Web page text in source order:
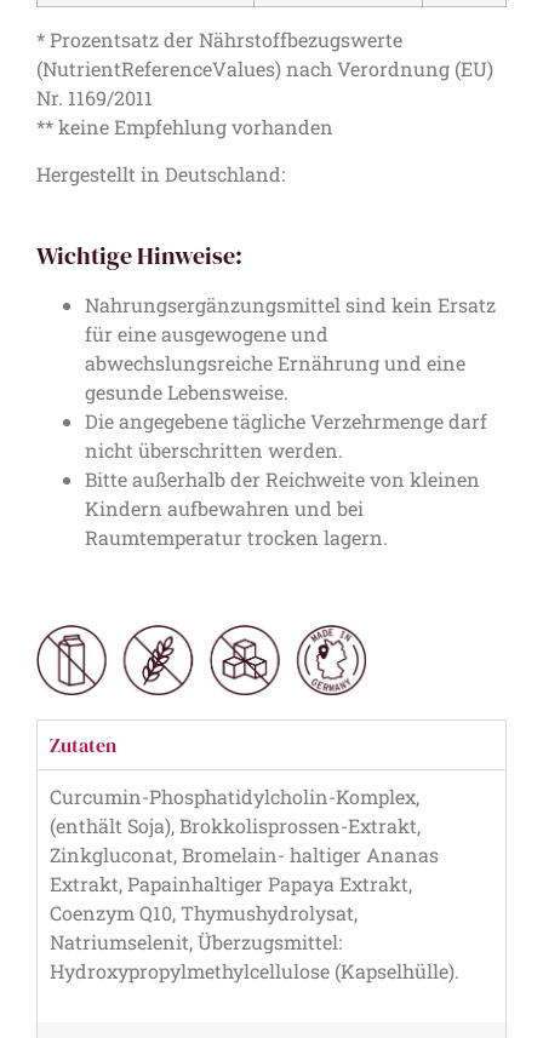
* Prozentsatz der Nährstoffbezugswerte
(NutrientReferenceValues) nach Verordnung (EU)
Nr. 1169/2011
** keine Empfehlung vorhanden
Hergestellt in Deutschland:
Wichtige Hinweise:
Nahrungsergänzungsmittel sind kein Ersatz
für eine ausgewogene und
abwechslungsreiche Ernährung und eine
gesunde Lebensweise.
Die angegebene tägliche Verzehrmenge darf
nicht überschritten werden.
Bitte außerhalb der Reichweite von kleinen
Kindern aufbewahren und bei
Raumtemperatur trocken lagern.
Zutaten
Curcumin-Phosphatidylcholin-Komplex,
(enthält Soja), Brokkolisprossen-Extrakt,
Zinkgluconat, Bromelain- haltiger Ananas
Extrakt, Papainhaltiger Papaya Extrakt,
Coenzym Q10, Thymushydrolysat,
Natriumselenit, Überzugsmittel:
Hydroxypropylmethylcellulose (Kapselhülle).